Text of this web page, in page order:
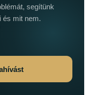
segítünk
és mit nem.